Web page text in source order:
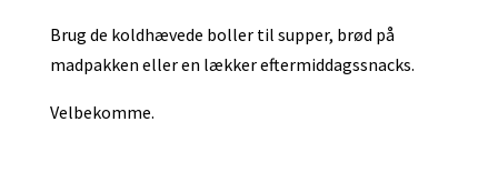
Brug de koldhævede boller til supper, brød på
madpakken eller en lækker eftermiddagssnacks.
Velbekomme.